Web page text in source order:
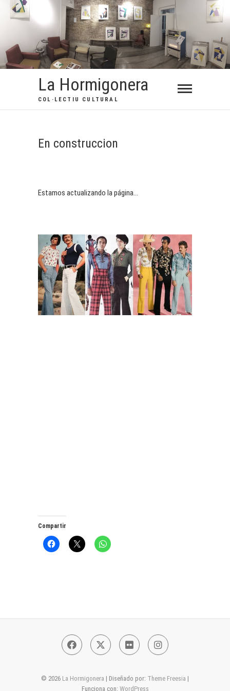
Saltar
La Hormigonera
COL·LECTIU CULTURAL
En construccion
Estamos actualizando la página…
Compartir
Facebook
TwitterFlickrInstagram
© 2026 La Hormigonera | Diseñado por: Theme Freesia |
Funciona con: WordPress